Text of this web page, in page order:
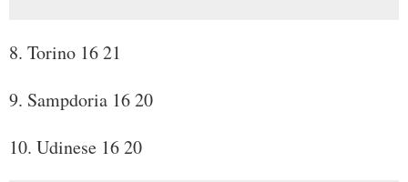
8. Torino 16 21
9. Sampdoria 16 20
10. Udinese 16 20